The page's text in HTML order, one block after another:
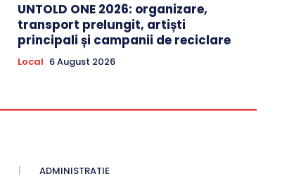
UNTOLD ONE 2026: organizare,
transport prelungit, artiști
principali și campanii de reciclare
Local 6 August 2026
ADMINISTRATIE